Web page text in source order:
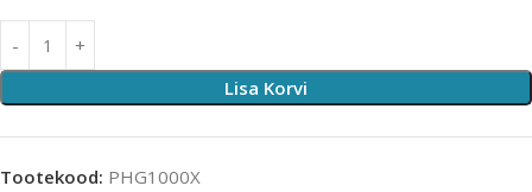
Lisa Korvi
Tootekood: PHG1000X